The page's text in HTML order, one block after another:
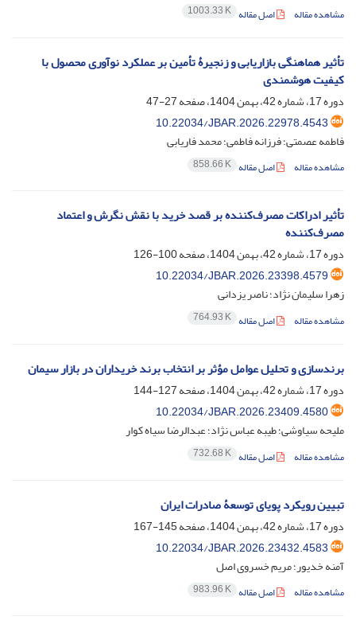
مشاهده مقاله اصل مقاله 1003.33 K
تأثیر هماهنگی بازاریابی و زنجیرۀ تأمین بر عملکرد نوآوری محصول با
کیفیت هوشمندی
دوره 17، شماره 42، بهمن 1404، صفحه
27-47
10.22034/JBAR.2026.22978.4543
فاطمه عصمتی؛ فرزانه فاطمی؛ محمد فاریابی
مشاهده مقاله اصل مقاله 858.66 K
تأثیر ادراکات مصرف‌کننده بر قصد خرید با نقش نگرش و اعتماد
مصرف‌کننده
دوره 17، شماره 42، بهمن 1404، صفحه
100-126
10.22034/JBAR.2026.23398.4579
زهرا سلیمان نژاد؛ ناصر یزدانی
مشاهده مقاله اصل مقاله 764.93 K
برندسازی و تحلیل عوامل مؤثر بر انتخاب برند خریداران در بازار سیمان
دوره 17، شماره 42، بهمن 1404، صفحه
127-144
10.22034/JBAR.2026.23409.4580
ملیحه سیاوشی؛ طیبه عباس نژاد؛ عبدالرضا سیاه کوار
مشاهده مقاله اصل مقاله 732.68 K
تبیین رویکرد پویای توسعۀ صادرات ایران
دوره 17، شماره 42، بهمن 1404، صفحه
145-167
10.22034/JBAR.2026.23432.4583
آمنه خدیور؛ مریم خسروی اصل
مشاهده مقاله اصل مقاله 983.96 K